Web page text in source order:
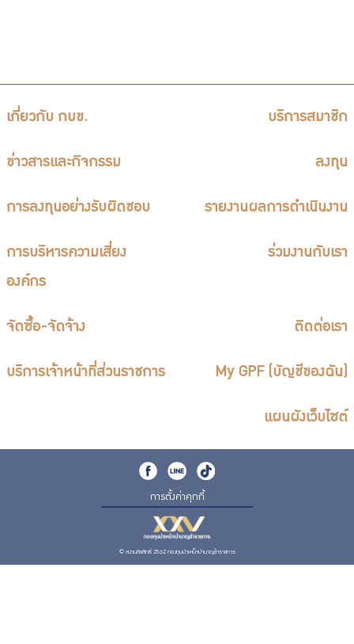
เกี่ยวกับ กบข. บริการสมาชิก
ข่าวสารและกิจกรรม ลงทุน
การลงทุนอย่างรับผิดชอบ รายงานผลการดำเนินงาน
การบริหารความเสี่ยง
องค์กร
ร่วมงานกับเรา
จัดซื้อ-จัดจ้าง ติดต่อเรา
บริการเจ้าหน้าที่ส่วนราชการ My GPF (บัญชีของฉัน)
แผนผังเว็บไซต์
การตั้งค่าคุกกี้
© สงวนลิขสิทธิ์ 2562 กองทุนบำเหน็จบำนาญข้าราชการ